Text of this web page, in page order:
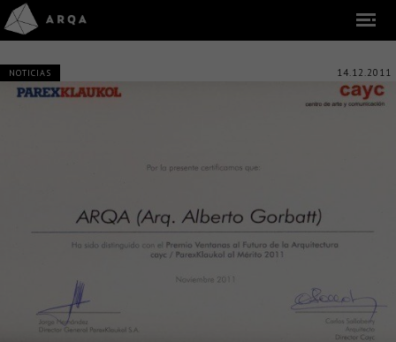
NOTICIAS 14.12.2011